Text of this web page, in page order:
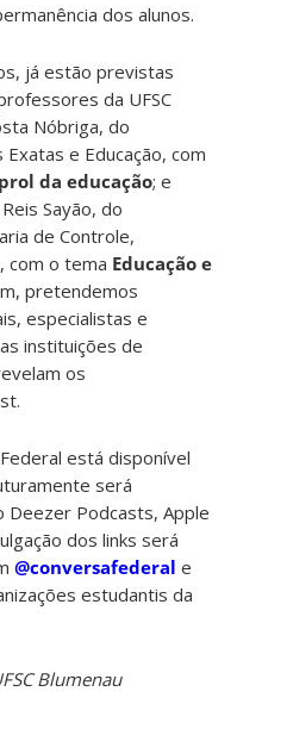
dos alunos.
já estão previstas
da UFSC
Nóbriga, do
e Educação, com
da educação; e
Sayão, do
de Controle,
com o tema Educação e
pretendemos
especialistas e
instituições de
os
está disponível
será
Deezer Podcasts, Apple
dos links será
@conversafederal e
estudantis da
Blumenau